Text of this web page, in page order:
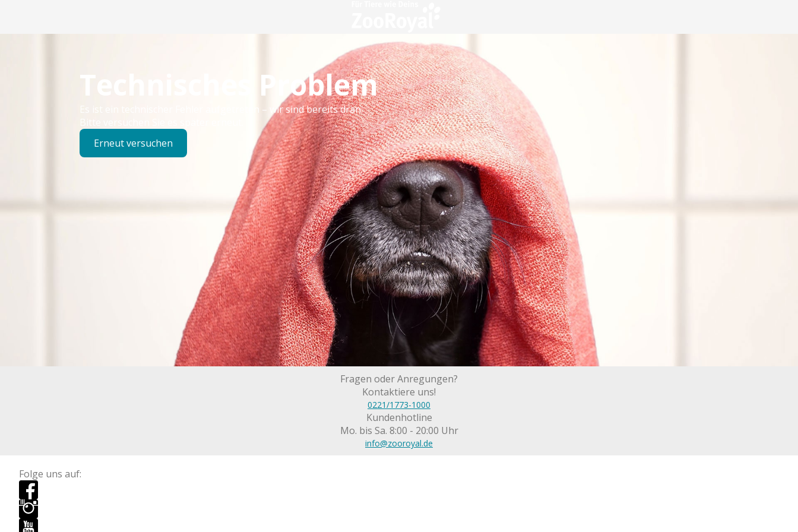
Technisches Problem
Es ist ein technischer Fehler aufgetreten – wir sind bereits dran.
Bitte versuchen Sie es später erneut.
Erneut versuchen
Fragen oder Anregungen?
Kontaktiere uns!
0221/1773-1000
Kundenhotline
Mo. bis Sa. 8:00 - 20:00 Uhr
info@zooroyal.de
Folge uns auf: